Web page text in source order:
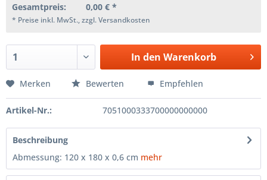
Gesamtpreis: 0,00 € *
* Preise inkl. MwSt., zzgl. Versandkosten
In den Warenkorb
Merken Bewerten Empfehlen
Artikel-Nr.: 7051000333700000000000
Beschreibung
Abmessung: 120 x 180 x 0,6 cm mehr